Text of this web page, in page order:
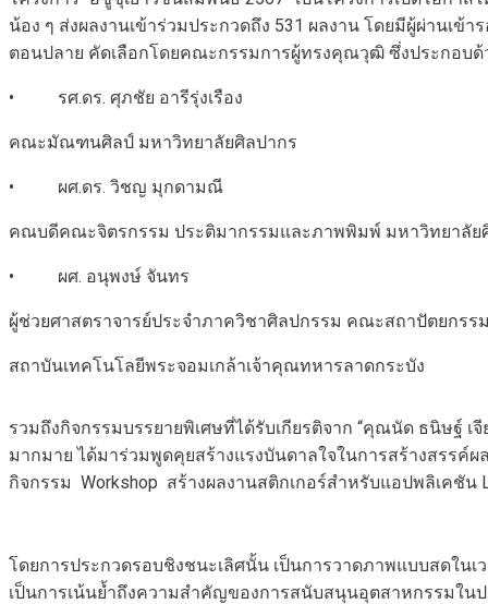
น้อง ๆ ส่งผลงานเข้าร่วมประกวดถึง 531 ผลงาน โดยมีผู้ผ่า
ตอนปลาย คัดเลือกโดยคณะกรรมการผู้ทรงคุณวุฒิ ซึ่งประกอบด้
• รศ.ดร. ศุภชัย อารีรุ่งเรือง
คณะมัณฑนศิลป์ มหาวิทยาลัยศิลปากร
• ผศ.ดร. วิชญ มุกดามณี
คณบดีคณะจิตรกรรม ประติมากรรมและภาพพิมพ์ มหาวิทยาลัย
• ผศ. อนุพงษ์ จันทร
ผู้ช่วยศาสตราจารย์ประจำภาควิชาศิลปกรรม คณะสถาปัตยกรร
สถาบันเทคโนโลยีพระจอมเกล้าเจ้าคุณทหารลาดกระบัง
รวมถึงกิจกรรมบรรยายพิเศษที่ได้รับเกียรติจาก “คุณนัด ธนิษฐ์
มากมาย ได้มาร่วมพูดคุยสร้างแรงบันดาลใจในการสร้างสรรค์
กิจกรรม Workshop สร้างผลงานสติกเกอร์สำหรับแอปพลิเคชัน
โดยการประกวดรอบชิงชนะเลิศนั้น เป็นการวาดภาพแบบสดใน
เป็นการเน้นย้ำถึงความสำคัญของการสนับสนุนอุตสาหกรรมใน